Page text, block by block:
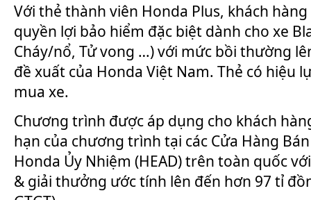
Với thẻ thành viên Honda Plus, khách
quyền lợi bảo hiểm đặc biệt dành cho xe
Cháy/nổ, Tử vong …) với mức bồi thường
đề xuất của Honda Việt Nam. Thẻ có hiệu
mua xe.
Chương trình được áp dụng cho khách
hạn của chương trình tại các Cửa Hàng
Honda Ủy Nhiệm (HEAD) trên toàn quốc
& giải thưởng ước tính lên đến hơn 97 tỉ